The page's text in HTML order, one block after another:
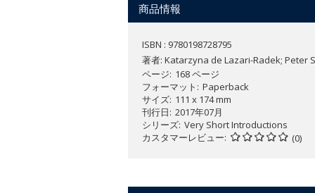
thought to clash, with many
a suspected terrorist in order to
In thisVery Short Introduction
nineteenth-century origins, to its
devastating, they explore the
should seek to maximize, paying
Lazari-Radek conclude by analysing
contemporary moral challenges like
decisions for terminally-ill patients,
商品情報
ISBN : 9780198728795
著者: Katarzyna de Lazari-Radek; Peter
ページ 168 ページ
フォーマット
Paperback
サイズ 111 x 174 mm
刊行日 2017年07月
シリーズ Very Short Introductions
カスタマーレビュー
(0)